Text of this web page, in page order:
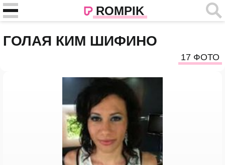
ROMPIK
ГОЛАЯ КИМ ШИФИНО
17 ФОТО